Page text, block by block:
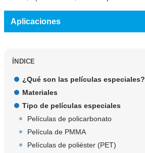
Aplicaciones
ÍNDICE
¿Qué son las películas especiales?
Materiales
Tipo de películas especiales
Películas de policarbonato
Película de PMMA
Películas de poliéster (PET)